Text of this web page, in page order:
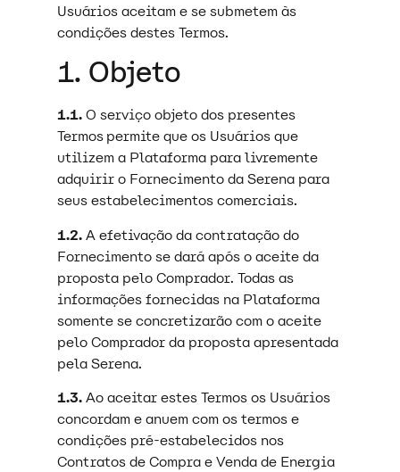
Usuários aceitam e se submetem às
condições destes Termos.
1. Objeto
1.1.O serviço objeto dos presentes
Termos permite que os Usuários que
utilizem a Plataforma para livremente
adquirir o Fornecimento da Serena para
seus estabelecimentos comerciais.
1.2.A efetivação da contratação do
Fornecimento se dará após o aceite da
proposta pelo Comprador. Todas as
informações fornecidas na Plataforma
somente se concretizarão com o aceite
pelo Comprador da proposta apresentada
pela Serena.
1.3.Ao aceitar estes Termos os Usuários
concordam e anuem com os termos e
condições pré-estabelecidos nos
Contratos de Compra e Venda de Energia